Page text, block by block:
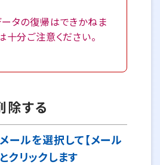
タの復帰はできかねま
十分ご注意ください。
除する
ールを選択して【メール
クリックします